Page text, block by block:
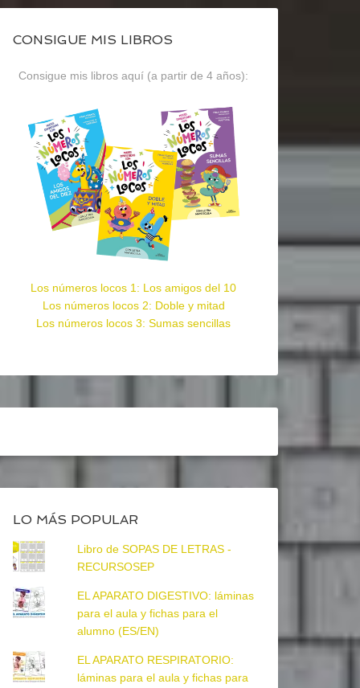
CONSIGUE MIS LIBROS
Consigue mis libros aquí (a partir de 4 años):
Los números locos 1: Los amigos del 10
Los números locos 2: Doble y mitad
Los números locos 3: Sumas sencillas
LO MÁS POPULAR
Libro de SOPAS DE LETRAS -
RECURSOSEP
EL APARATO DIGESTIVO: láminas
para el aula y fichas para el
alumno (ES/EN)
EL APARATO RESPIRATORIO:
láminas para el aula y fichas para